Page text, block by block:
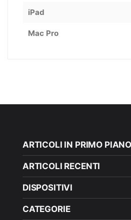
iPad
Mac Pro
ARTICOLI IN PRIMO PIANO
ARTICOLI RECENTI
DISPOSITIVI
CATEGORIE